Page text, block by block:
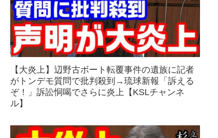
【大炎上】辺野古ボート転覆事件の遺族に記者
がトンデモ質問で批判殺到→琉球新報「訴える
ぞ！」訴訟恫喝でさらに炎上【KSLチャンネ
ル】